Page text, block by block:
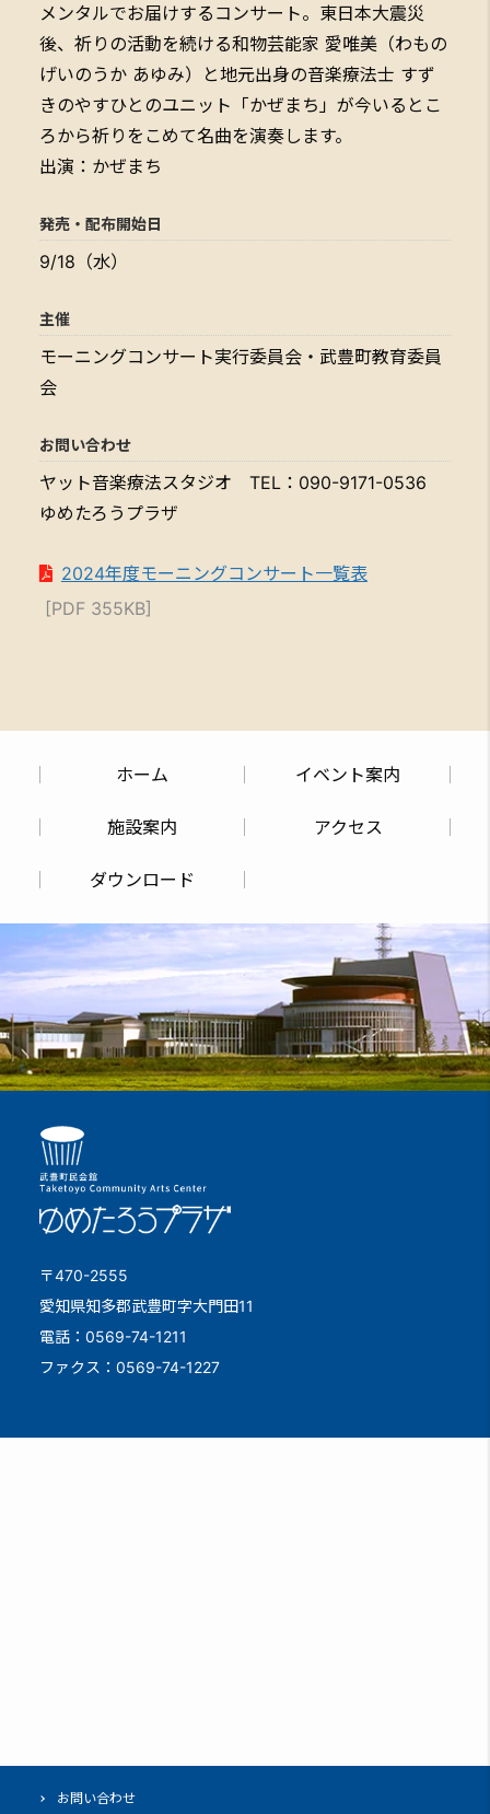
メンタルでお届けするコンサート。東日本大震災
後、祈りの活動を続ける和物芸能家 愛唯美（わもの
げいのうか あゆみ）と地元出身の音楽療法士 すず
きのやすひとのユニット「かぜまち」が今いるとこ
ろから祈りをこめて名曲を演奏します。
出演：かぜまち
発売・配布開始日
9/18（水）
主催
モーニングコンサート実行委員会・武豊町教育委員
会
お問い合わせ
ヤット音楽療法スタジオ TEL：090-9171-0536
ゆめたろうプラザ
2024年度モーニングコンサート一覧表
[PDF 355KB]
ホーム イベント案内
施設案内 アクセス
ダウンロード
〒470-2555
愛知県知多郡武豊町字大門田11
電話：0569-74-1211
ファクス：0569-74-1227
お問い合わせ